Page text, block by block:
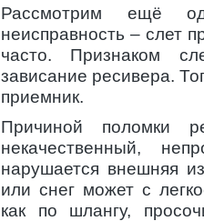
Рассмотрим ещё
неисправность – слет
часто. Признаком
зависание ресивера.
приемник.
Причиной поломки
некачественный,
нарушается внешняя
или снег может с
как по шлангу,